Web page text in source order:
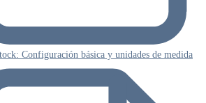
Configuración básica y unidades de medida